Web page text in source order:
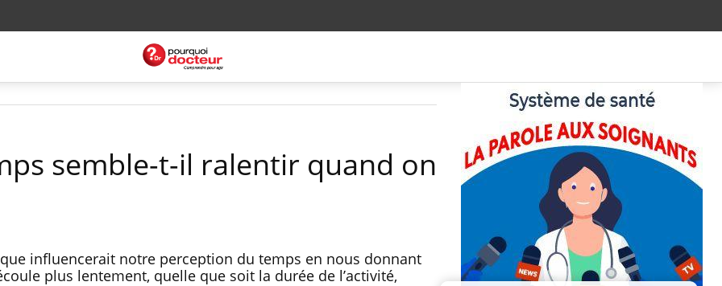
semble-t-il ralentir quand on
influencerait notre perception du temps en nous donnant
plus lentement, quelle que soit la durée de l’activité,